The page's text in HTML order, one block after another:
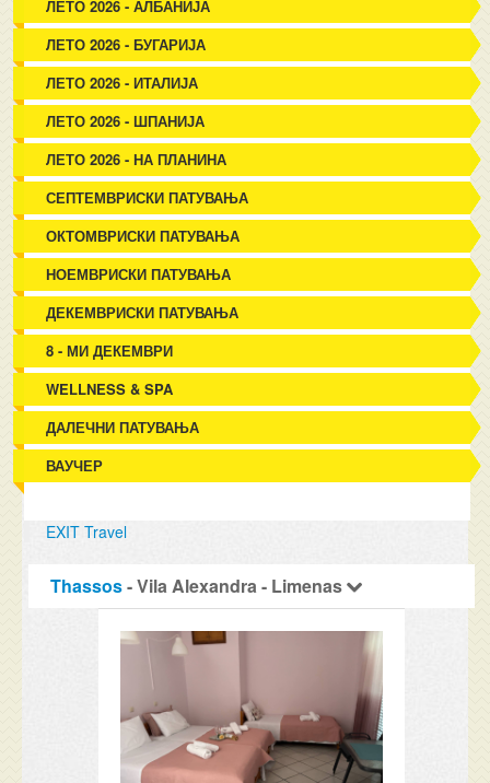
ЛЕТО 2026 - АЛБАНИЈА
ЛЕТО 2026 - БУГАРИЈА
ЛЕТО 2026 - ИТАЛИЈА
ЛЕТО 2026 - ШПАНИЈА
ЛЕТО 2026 - НА ПЛАНИНА
СЕПТЕМВРИСКИ ПАТУВАЊА
ОКТОМВРИСКИ ПАТУВАЊА
НОЕМВРИСКИ ПАТУВАЊА
ДЕКЕМВРИСКИ ПАТУВАЊА
8 - МИ ДЕКЕМВРИ
WELLNESS & SPA
ДАЛЕЧНИ ПАТУВАЊА
ВАУЧЕР
EXIT Travel
Thassos- Vila Alexandra - Limenas